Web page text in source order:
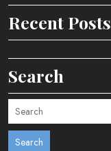
Recent Posts
Search
Search